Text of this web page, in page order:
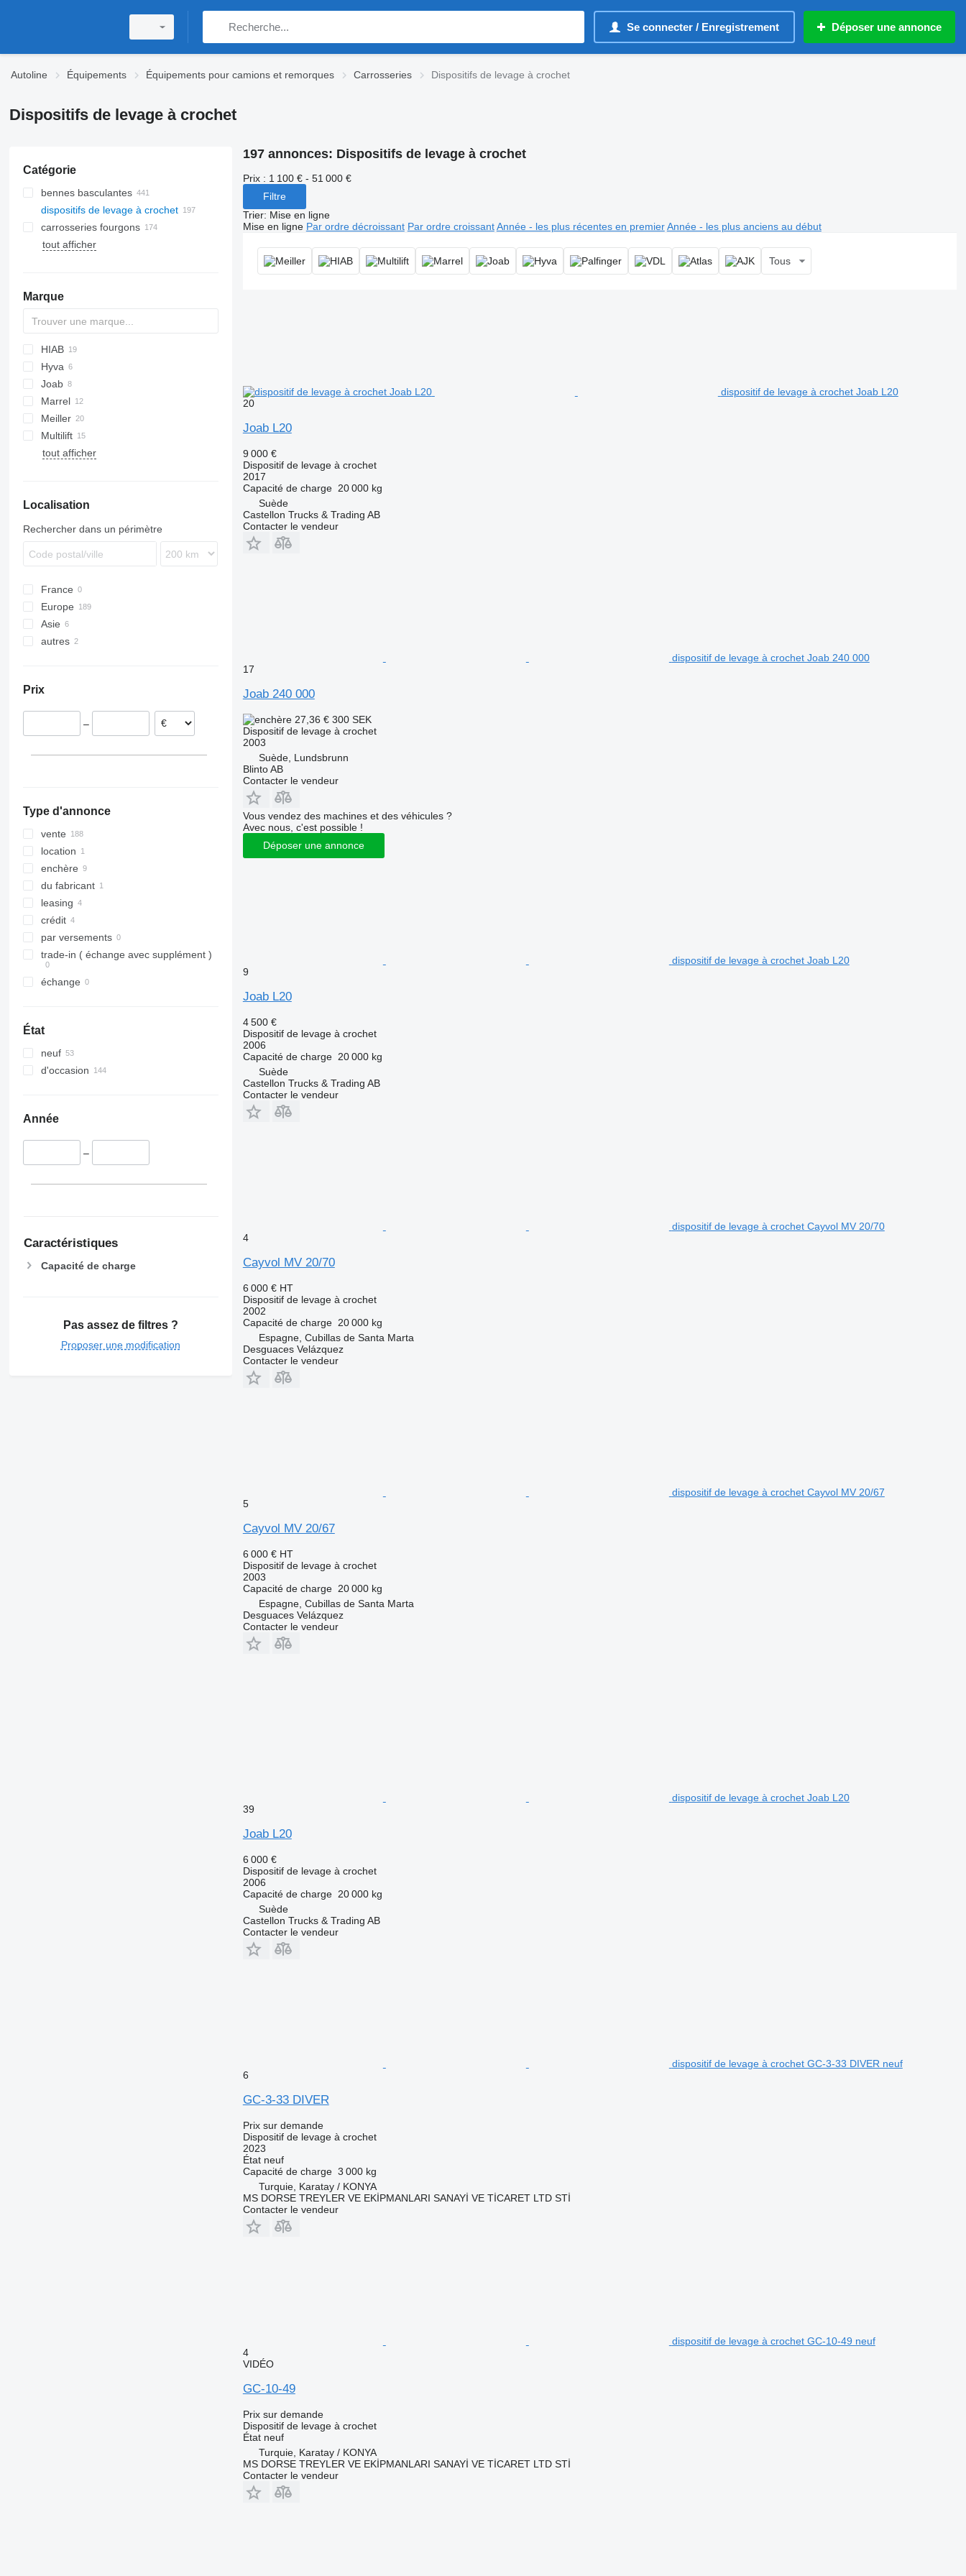
Se connecter / Enregistrement Déposer une annonce
Autoline Équipements Équipements pour camions et remorques Carrosseries Dispositifs de levage à crochet
Dispositifs de levage à crochet
Catégorie
bennes basculantes
dispositifs de levage à crochet
carrosseries fourgons
tout afficher
Marque
HIAB
Hyva
Joab
Marrel
Meiller
Multilift
FL
tout afficher
Localisation
Rechercher dans un périmètre
France
Europe
Pays-Bas
Estonie
Lituanie
Asie
Turquie
autres
Prix
–
Type d'annonce
vente
location
enchère
du fabricant
leasing
crédit
par versements
trade-in ( échange avec supplément )
échange
État
neuf
d'occasion
Année
–
Caractéristiques
Capacité de charge
Pas assez de filtres ?
Proposer une modification
197 annonces: Dispositifs de levage à crochet
Prix : 1 100 € - 51 000 €
Filtre
Trier: Mise en ligne
Mise en ligne Par ordre décroissant Par ordre croissant Année - les plus récentes en premier Année - les plus anciens au début
Tous
dispositif de levage à crochet Joab L20
20
Joab L20
9 000 €
Dispositif de levage à crochet
2017
Capacité de charge 20 000 kg
Suède
Castellon Trucks & Trading AB
Contacter le vendeur
dispositif de levage à crochet Joab 240 000
17
Joab 240 000
27,36 € 300 SEK
Dispositif de levage à crochet
2003
Suède, Lundsbrunn
Blinto AB
Contacter le vendeur
Vous vendez des machines et des véhicules ?
Avec nous, c'est possible !
Déposer une annonce
dispositif de levage à crochet Joab L20
9
Joab L20
4 500 €
Dispositif de levage à crochet
2006
Capacité de charge 20 000 kg
Suède
Castellon Trucks & Trading AB
Contacter le vendeur
dispositif de levage à crochet Cayvol MV 20/70
4
Cayvol MV 20/70
6 000 € HT
Dispositif de levage à crochet
2002
Capacité de charge 20 000 kg
Espagne, Cubillas de Santa Marta
Desguaces Velázquez
Contacter le vendeur
dispositif de levage à crochet Cayvol MV 20/67
5
Cayvol MV 20/67
6 000 € HT
Dispositif de levage à crochet
2003
Capacité de charge 20 000 kg
Espagne, Cubillas de Santa Marta
Desguaces Velázquez
Contacter le vendeur
dispositif de levage à crochet Joab L20
39
Joab L20
6 000 €
Dispositif de levage à crochet
2006
Capacité de charge 20 000 kg
Suède
Castellon Trucks & Trading AB
Contacter le vendeur
dispositif de levage à crochet GC-3-33 DIVER neuf
6
GC-3-33 DIVER
Prix sur demande
Dispositif de levage à crochet
2023
Étatneuf
Capacité de charge 3 000 kg
Turquie, Karatay / KONYA
MS DORSE TREYLER VE EKİPMANLARI SANAYİ VE TİCARET LTD STİ
Contacter le vendeur
dispositif de levage à crochet GC-10-49 neuf
4
VIDÉO
GC-10-49
Prix sur demande
Dispositif de levage à crochet
Étatneuf
Turquie, Karatay / KONYA
MS DORSE TREYLER VE EKİPMANLARI SANAYİ VE TİCARET LTD STİ
Contacter le vendeur